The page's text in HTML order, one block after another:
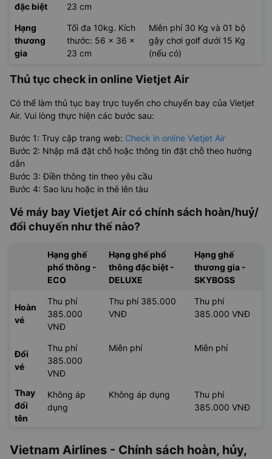
đặc biệt
23 cm
Hạng
thương
gia
Tối đa 10kg. Kích
thước: 56 x 36 x
23 cm
Miễn phí 30 Kg và 01 bộ
gậy chơi golf dưới 15 Kg
(nếu có)
Thủ tục check in online Vietjet Air
Có thể làm thủ tục bay trực tuyến cho chuyến bay của Vietjet
Air. Vui lòng thực hiện các bước sau:
Bước 1: Truy cập trang web: Check in online Vietjet Air
Bước 2: Nhập mã đặt chỗ hoặc thông tin đặt chỗ theo hướng
dẫn
Bước 3: Điền thông tin theo yêu cầu
Bước 4: Sao lưu hoặc in thẻ lên tàu
Vé máy bay Vietjet Air có chính sách hoàn/huỷ/
đổi chuyến như thế nào?
Hạng ghế
phổ thông -
ECO
Hạng ghế phổ
thông đặc biệt -
DELUXE
Hạng ghế
thương gia -
SKYBOSS
Hoàn
vé
Thu phí
385.000
VNĐ
Thu phí 385.000
VNĐ
Thu phí
385.000 VNĐ
Đổi
vé
Thu phí
385.000
VNĐ
Miễn phí Miễn phí
Thay
đổi
tên
Không áp
dụng
Không áp dụng
Thu phí
385.000 VNĐ
Vietnam Airlines - Chính sách hoàn, hủy,